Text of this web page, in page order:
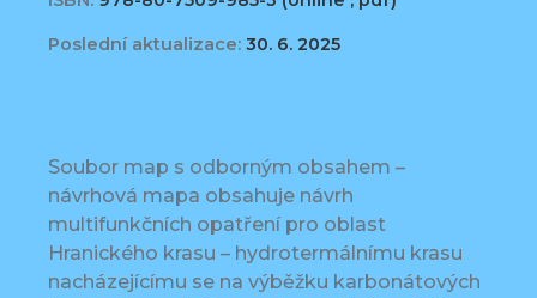
Poslední aktualizace: 30. 6. 2025
Soubor map s odborným obsahem –
návrhová mapa obsahuje návrh
multifunkčních opatření pro oblast
Hranického krasu – hydrotermálnímu krasu
nacházejícímu se na výběžku karbonátových